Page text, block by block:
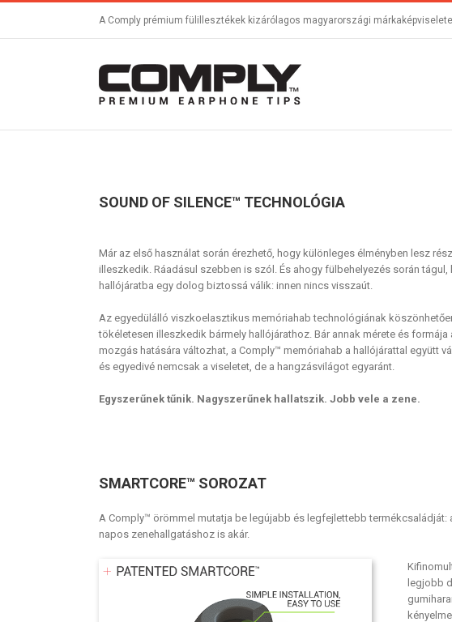
A Comply prémium fülillesztékek kizárólagos magyarországi
SOUND OF SILENCE™ TECHNOLÓGIA
Már az első használat során érezhető, hogy különleges élményben lesz
illeszkedik. Ráadásul szebben is szól. És ahogy fülbehelyezés során
hallójáratba egy dolog biztossá válik: innen nincs visszaút.
Az egyedülálló viszkoelasztikus memóriahab technológiának
tökéletesen illeszkedik bármely hallójárathoz. Bár annak mérete és
mozgás hatására változhat, a Comply™ memóriahab a hallójárattal együtt
és egyedivé nemcsak a viseletet, de a hangzásvilágot egyaránt.
Egyszerűnek tűnik. Nagyszerűnek hallatszik. Jobb vele a zene.
SMARTCORE™ SOROZAT
A Comply™ örömmel mutatja be legújabb és legfejlettebb
napos zenehallgatáshoz is akár.
legjobb